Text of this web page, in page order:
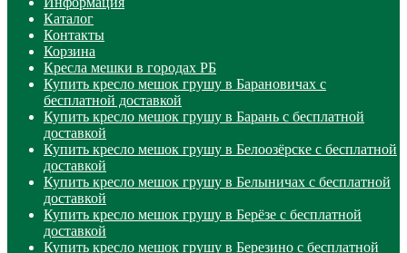
Каталог
Контакты
Корзина
Кресла мешки в городах РБ
Купить кресло мешок грушу в Барановичах с
бесплатной доставкой
Купить кресло мешок грушу в Барань с бесплатной
доставкой
Купить кресло мешок грушу в Белоозёрске с бесплатной
доставкой
Купить кресло мешок грушу в Белыничах с бесплатной
доставкой
Купить кресло мешок грушу в Берёзе с бесплатной
доставкой
Купить кресло мешок грушу в Березино с бесплатной